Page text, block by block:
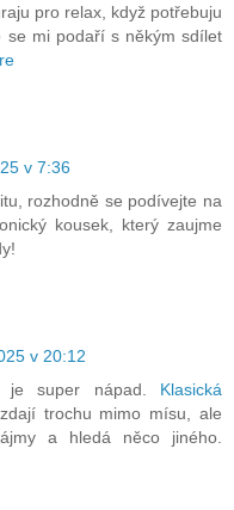
pro relax, když potřebuju
se mi podaří s někým sdílet
v 7:36
rozhodně se podívejte na
kousek, který zaujme
v 20:12
je super nápad. Klasická
trochu mimo mísu, ale
a hledá něco jiného.